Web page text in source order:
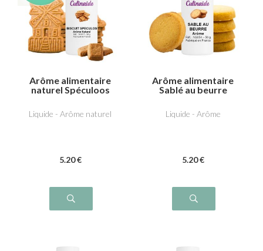
Arôme alimentaire
naturel Spéculoos
Liquide - Arôme naturel
5.20 €
Arôme alimentaire
Sablé au beurre
Liquide - Arôme
5.20 €